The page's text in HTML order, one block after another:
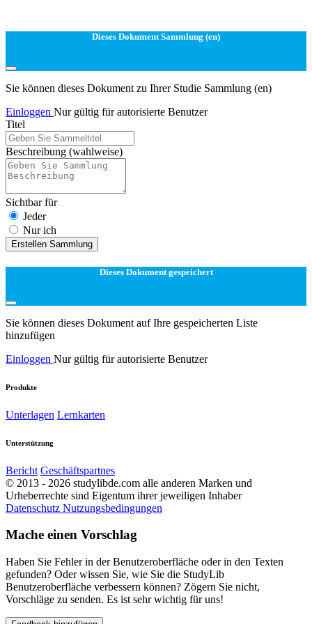
Dieses Dokument Sammlung (en)
Sie können dieses Dokument zu Ihrer Studie Sammlung (en)
Einloggen Nur gültig für autorisierte Benutzer
Titel
Beschreibung (wahlweise)
Sichtbar für
Jeder
Nur ich
Erstellen Sammlung
Dieses Dokument gespeichert
Sie können dieses Dokument auf Ihre gespeicherten Liste
hinzufügen
Einloggen Nur gültig für autorisierte Benutzer
Produkte
Unterlagen Lernkarten
Unterstützung
Bericht Geschäftspartnes
© 2013 - 2026 studylibde.com alle anderen Marken und
Urheberrechte sind Eigentum ihrer jeweiligen Inhaber
Datenschutz Nutzungsbedingungen
Mache einen Vorschlag
Haben Sie Fehler in der Benutzeroberfläche oder in den Texten
gefunden? Oder wissen Sie, wie Sie die StudyLib
Benutzeroberfläche verbessern können? Zögern Sie nicht,
Vorschläge zu senden. Es ist sehr wichtig für uns!